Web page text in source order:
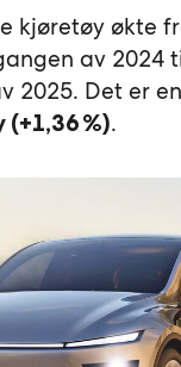
kjøretøy økte
av 2024
2025. Det er
%).